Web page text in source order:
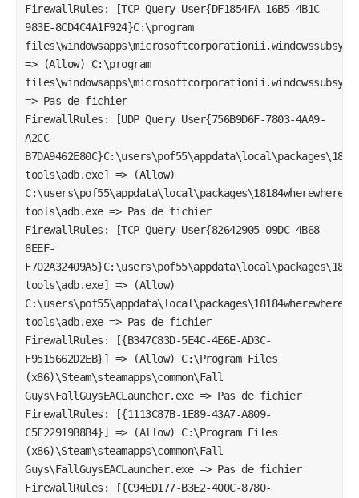
FirewallRules: [TCP Query User{DF1854FA-16B5-4B1C-
983E-8CD4C4A1F924}C:\program
=> (Allow) C:\program
=> Pas de fichier
FirewallRules: [UDP Query User{756B9D6F-7803-4AA9-
A2CC-
tools\adb.exe] => (Allow)
tools\adb.exe => Pas de fichier
FirewallRules: [TCP Query User{82642905-09DC-4B68-
8EEF-
tools\adb.exe] => (Allow)
tools\adb.exe => Pas de fichier
FirewallRules: [{B347C83D-5E4C-4E6E-AD3C-
F9515662D2EB}] => (Allow) C:\Program Files
(x86)\Steam\steamapps\common\Fall
Guys\FallGuysEACLauncher.exe => Pas de fichier
FirewallRules: [{1113C87B-1E89-43A7-A809-
C5F22919B8B4}] => (Allow) C:\Program Files
(x86)\Steam\steamapps\common\Fall
Guys\FallGuysEACLauncher.exe => Pas de fichier
FirewallRules: [{C94ED177-B3E2-400C-8780-